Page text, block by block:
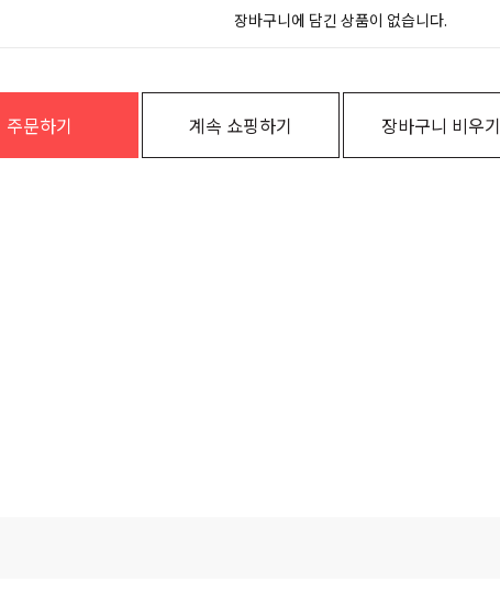
장바구니에 담긴 상품이 없습니다.
주문하기 계속 쇼핑하기 장바구니 비우기